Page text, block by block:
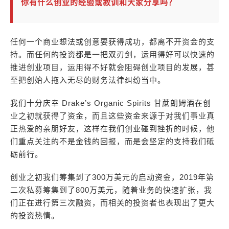
你有什么创业的经验或教训和大家分享吗？
任何一个商业想法或创意要获得成功，都离不开资金的支
持。而任何的投资都是一把双刃剑，运用得好可以快速的
推进创业项目，运用得不好就会阻碍创业项目的发展，甚
至把创始人拖入无尽的财务法律纠纷当中。
我们十分庆幸 Drake’s Organic Spirits 甘蔗朗姆酒在创
业之初就获得了资金，而且这些资金来源于对我们事业真
正热爱的亲朋好友，这样在我们创业碰到挫折的时候，他
们重点关注的不是金钱的回报，而是会坚定的支持我们砥
砺前行。
创业之初我们筹集到了300万美元的启动资金，2019年第
二次私募筹集到了800万美元，随着业务的快速扩张，我
们正在进行第三次融资，而相关的投资者也表现出了更大
的投资热情。